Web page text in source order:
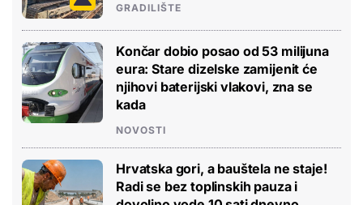
GRADILIŠTE
Končar dobio posao od 53 milijuna
eura: Stare dizelske zamijenit će
njihovi baterijski vlakovi, zna se
kada
NOVOSTI
Hrvatska gori, a bauštela ne staje!
Radi se bez toplinskih pauza i